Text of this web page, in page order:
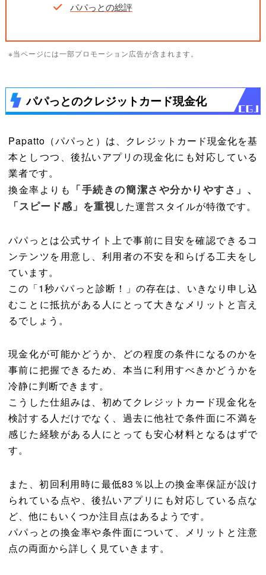
パパっとの総評
※当ページには一部プロモーション広告が含まれます。
パパっとのクレジットカード現金化
Papatto（パパっと）は、クレジットカード現金化を基
本としつつ、後払いアプリの現金化にも対応している
業者です。
換金率よりも 「手続きの簡潔さや分かりやすさ」、
「スピード感」を重視した運営スタイルが特徴です。
パパっとは公式サイト上で事前に目安を確認できるコ
ンテンツを用意し、利用者の不安を和らげる工夫をし
ています。
この「1秒パパっと診断！」の存在は、いきなり申し込
むことに抵抗がある人にとって大きなメリットと言え
るでしょう。
現金化が可能かどうか、どの程度の条件になるのかを
事前に把握できるため、本当に利用すべきかどうかを
冷静に判断できます。
こうした仕組みは、初めてクレジットカード現金化を
検討する人だけでなく、過去に他社で条件面に不満を
感じた経験がある人にとっても安心材料となるはずで
す。
また、初回利用時に最低83％以上の換金率保証が設け
られている点や、後払いアプリにも対応している点な
ど、他にもいくつか注目点はあるようです。
パパっとの換金率や条件面について、メリットと注意
点の両面から詳しく見ていきます。